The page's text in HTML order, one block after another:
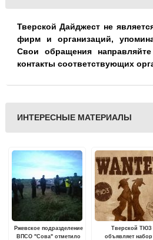
Тверской Дайджест не
фирм и организаций,
Свои обращения
контакты соответствующих
ИНТЕРЕСНЫЕ МАТЕРИАЛЫ
Ржевское подразделение
ВПСО "Сова" отметило
Тверской ТЮЗ
объявляет